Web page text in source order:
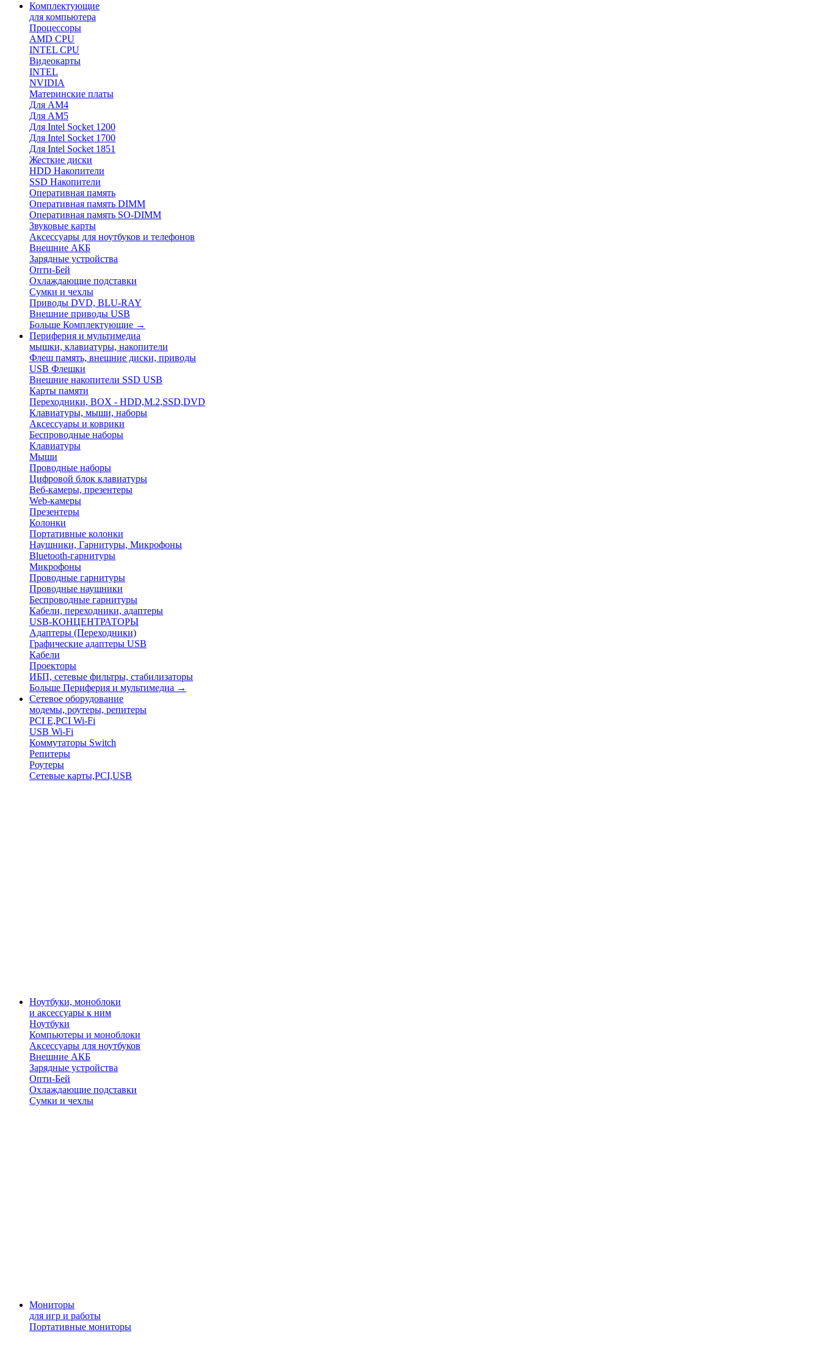
Комплектующие
для компьютера
Процессоры
AMD CPU
INTEL CPU
Видеокарты
INTEL
NVIDIA
Материнские платы
Для AM4
Для AM5
Для Intel Socket 1200
Для Intel Socket 1700
Для Intel Socket 1851
Жесткие диски
HDD Накопители
SSD Накопители
Оперативная память
Оперативная память DIMM
Оперативная память SO-DIMM
Звуковые карты
Аксессуары для ноутбуков и телефонов
Внешние АКБ
Зарядные устройства
Опти-Бей
Охлаждающие подставки
Сумки и чехлы
Приводы DVD, BLU-RAY
Внешние приводы USB
Больше Комплектующие →
Периферия и мультимедиа
мышки, клавиатуры, накопители
Флеш память, внешние диски, приводы
USB Флешки
Внешние накопители SSD USB
Карты памяти
Переходники, BOX - HDD,M.2,SSD,DVD
Клавиатуры, мыши, наборы
Аксессуары и коврики
Беспроводные наборы
Клавиатуры
Мыши
Проводные наборы
Цифровой блок клавиатуры
Веб-камеры, презентеры
Web-камеры
Презентеры
Колонки
Портативные колонки
Наушники, Гарнитуры, Микрофоны
Bluetooth-гарнитуры
Микрофоны
Проводные гарнитуры
Проводные наушники
Беспроводные гарнитуры
Кабели, переходники, адаптеры
USB-КОНЦЕНТРАТОРЫ
Адаптеры (Переходники)
Графические адаптеры USB
Кабели
Проекторы
ИБП, сетевые фильтры, стабилизаторы
Больше Периферия и мультимедиа →
Сетевое оборудование
модемы, роутеры, репитеры
PCI E,PCI Wi-Fi
USB Wi-Fi
Коммутаторы Switch
Репитеры
Роутеры
Сетевые карты,PCI,USB
Ноутбуки, моноблоки
и аксессуары к ним
Ноутбуки
Компьютеры и моноблоки
Аксессуары для ноутбуков
Внешние АКБ
Зарядные устройства
Опти-Бей
Охлаждающие подставки
Сумки и чехлы
Мониторы
для игр и работы
Портативные мониторы